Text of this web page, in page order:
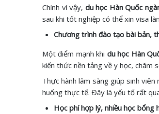
Chính vì vậy, du học Hàn Quốc
sau khi tốt nghiệp có thể xin visa
Chương trình đào tạo bài bản,
Một điểm mạnh khi du học Hàn
kiến thức nền tảng về y học, chăm
Thực hành lâm sàng giúp sinh
huống thực tế. Đây là yếu tố rất
Học phí hợp lý, nhiều học bổng